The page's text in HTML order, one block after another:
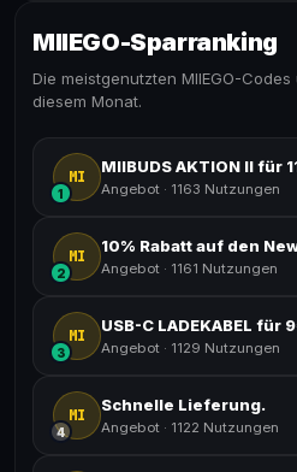
MIIEGO-Sparranking
Die meistgenutzten MIIEGO-
diesem Monat.
MI
1
MIIBUDS AKTION II für
Angebot · 1163 Nutzungen
MI
2
10% Rabatt auf den
Angebot · 1161 Nutzungen
MI
3
USB-C LADEKABEL für
Angebot · 1129 Nutzungen
MI
4
Schnelle Lieferung.
Angebot · 1122 Nutzungen